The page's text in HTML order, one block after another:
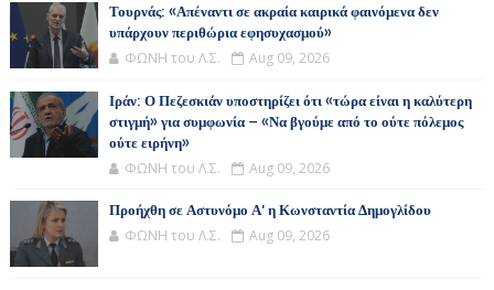
Τουρνάς: «Απέναντι σε ακραία καιρικά φαινόμενα δεν
υπάρχουν περιθώρια εφησυχασμού»
ΦΩΝΗ του Λ.Σ. Aug 09, 2026
Ιράν: Ο Πεζεσκιάν υποστηρίζει ότι «τώρα είναι η καλύτερη
στιγμή» για συμφωνία – «Να βγούμε από το ούτε πόλεμος
ούτε ειρήνη»
ΦΩΝΗ του Λ.Σ. Aug 09, 2026
Προήχθη σε Αστυνόμο Α' η Κωνσταντία Δημογλίδου
ΦΩΝΗ του Λ.Σ. Aug 09, 2026